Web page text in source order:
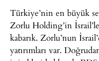
Türkiye’nin en büyük
Zorlu Holding’in
kabarık. Zorlu’nun
yatırımları var.